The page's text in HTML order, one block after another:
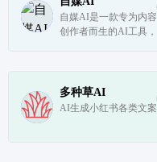
自媒AI是一款专为内容
创作者而生的AI工具，
帮助创作者轻松提升内
容质量，提高阅读量，
多种草AI
AI生成小红书各类文案